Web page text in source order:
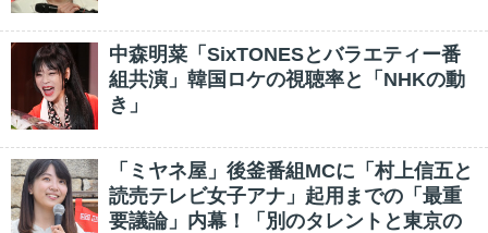
中森明菜「SixTONESとバラエティー番
組共演」韓国ロケの視聴率と「NHKの動
き」
「ミヤネ屋」後釜番組MCに「村上信五と
読売テレビ女子アナ」起用までの「最重
要議論」内幕！「別のタレントと東京の